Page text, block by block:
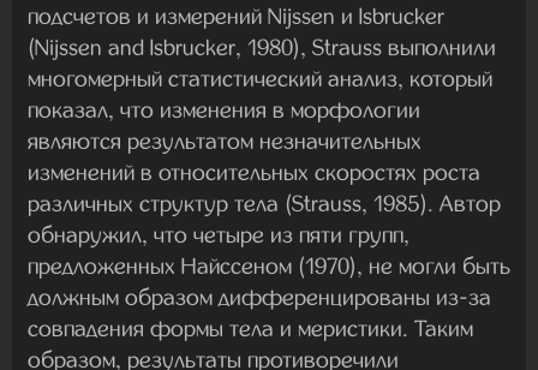
подсчетов и измерений Nijssen и Isbrucker
(Nijssen and Isbrucker, 1980), Strauss выполнили
многомерный статистический анализ, который
показал, что изменения в морфологии
являются результатом незначительных
изменений в относительных скоростях роста
различных структур тела (Strauss, 1985). Автор
обнаружил, что четыре из пяти групп,
предложенных Найссеном (1970), не могли быть
должным образом дифференцированы из-за
совпадения формы тела и меристики. Таким
образом, результаты противоречили